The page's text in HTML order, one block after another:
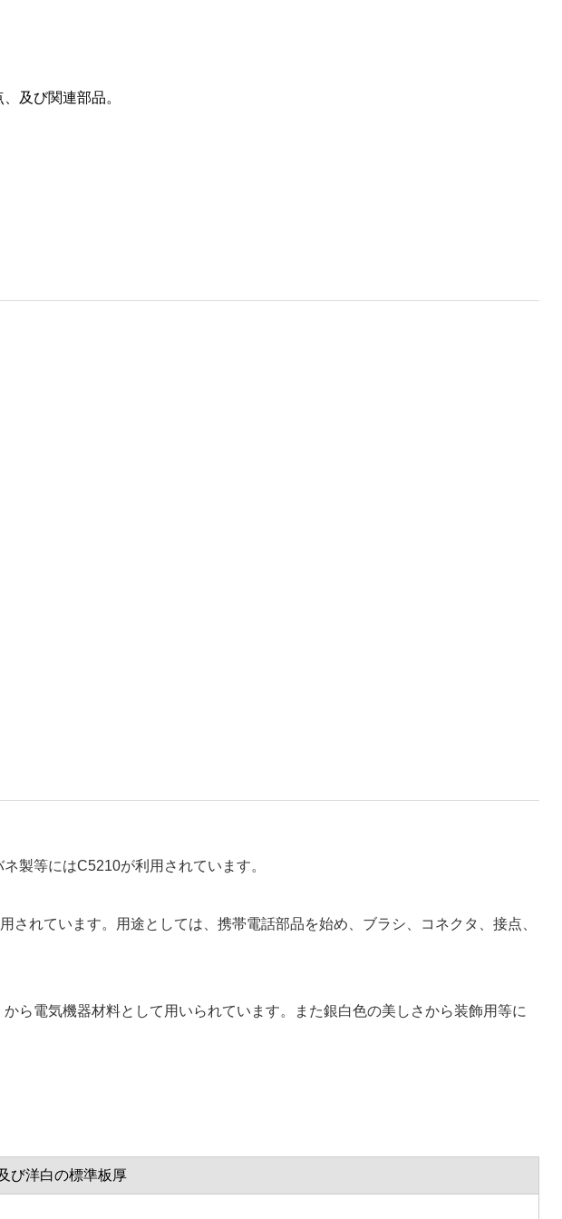
及び関連部品。
製等にはC5210が利用されています。
れています。用途としては、携帯電話部品を始め、ブラシ、コネクタ、接点、
ら電気機器材料として用いられています。また銀白色の美しさから装飾用等に
び洋白の標準板厚